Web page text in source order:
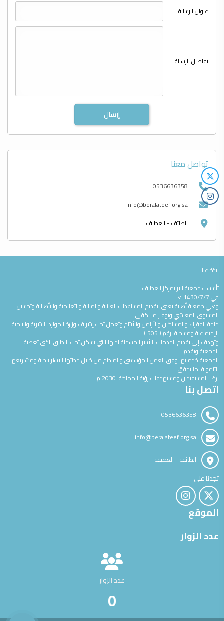
عنوان الرسالة
تفاصيل الرسالة
تواصل معنا
0536636358
info@beralateef.org.sa
الطائف - العطيف
نبذة عنا
تأسست جمعية البر بمركز العطيف
في 1430/7/7 هـ
وهي جمعية أهلية تعنى بتقديم المساعدات العينية والمالية والتعليمية والتأهيلية وتحسين
المستوى المعيشي وتوفير ما يكفي
حاجة الفقراء والمساكين والأرامل والأيتام وتعمل تحت إشراف وزارة الموارد البشرية والتنمية
الإجتماعية ومسجلة برقم ( 505 )
وتهدف إلى تقديم الخدمات للأسر المسجلة لديها التي تسكن تحت النطاق الذي تغطية
الجمعية وتقدم
الجمعية خدماتها وفق العمل المؤسسي والمنظم من خلال خطتها الاستراتيجية ومشاريعها
التنموية بما يحقق
رضا المستفيدين ومستهدفات رؤية المملكة 2030 م
اتصل بنا
0536636358
info@beralateef.org.sa
الطائف - العطيف
تجدنا على
الموقع
عدد الزوار
عدد الزوار
0